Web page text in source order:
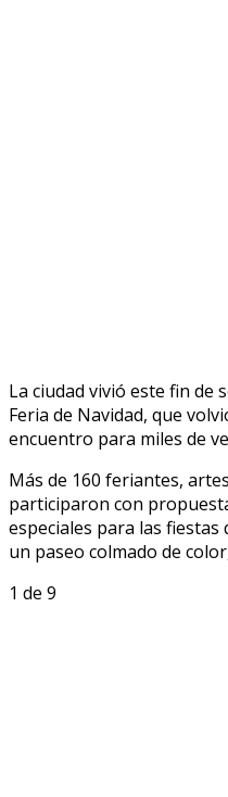
La ciudad vivió este fin de
Feria de Navidad, que
encuentro para miles de
Más de 160 feriantes,
participaron con
especiales para las
un paseo colmado de
1 de 9